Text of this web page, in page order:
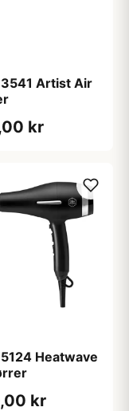
3541 Artist Air
kr
Heatwave
kr